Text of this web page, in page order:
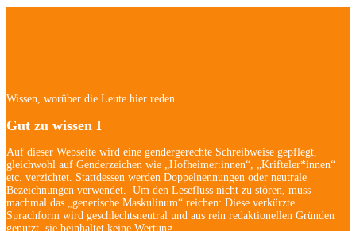
Wissen, worüber die Leute hier reden
Gut zu wissen I
Auf dieser Webseite wird eine gendergerechte Schreibweise gepflegt,
gleichwohl auf Genderzeichen wie „Hofheimer:innen“, „Krifteler*innen“
etc. verzichtet. Stattdessen werden Doppelnennungen oder neutrale
Bezeichnungen verwendet. Um den Lesefluss nicht zu stören, muss
machmal das „generische Maskulinum“ reichen: Diese verkürzte
Sprachform wird geschlechtsneutral und aus rein redaktionellen Gründen
genutzt, sie beinhaltet keine Wertung.